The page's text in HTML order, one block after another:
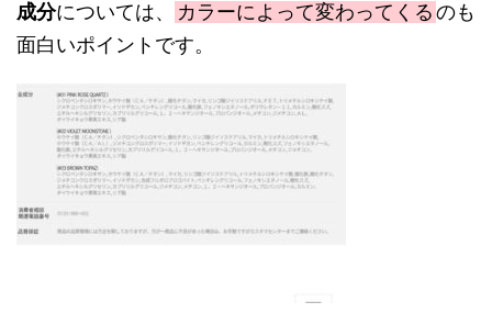
成分については、 カラーによって変わってくる のも
面白いポイントです。